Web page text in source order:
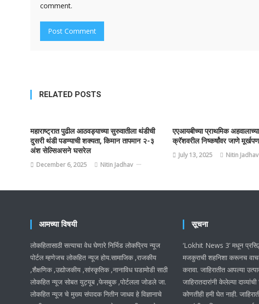
comment.
RELATED POSTS
महाराष्ट्रात पुढील आठवड्याच्या सुरुवातीला थंडीची
दुसरी थंडी पडण्याची शक्यता, किमान तापमान २-३
अंश सेल्सिअसने घसरेल
December 6, 2025 Nitin Jadhav
एएआयबीच्या प्राथमिक
क्रॅशवरील निष्कर्षांवर जाणे
July 13, 2025 Nitin Jadhav
आमच्या विषयी
लोकहितासाठी सत्याचा वेध घेणारे निर्भिड लोकप्रिय न्यूज
पोर्टल म्हणेजच लोकहित न्यूज होय.सामाजिक ,राजकीय
,शैक्षणिक ,उद्योजकीय ,सांस्कृतिक ,नानाविध घडामोडी साठी
लोकहित न्यूज सोबत युट्यूब ,फेसबुक ,पोर्टलला जोडले जा.
लोकहित न्यूज चे मुख्य संपादक नितीन जाधव हे विज्ञानाचे
सूचना
‘Lokhit News 3’ मधून प्रसिद्ध
मजकुराची शहनिशा करूनच
करावा. जाहिरातीत आपल्या
जाहिरातदारांनी केलेल्या
कोणतीही हमी घेत नाही.